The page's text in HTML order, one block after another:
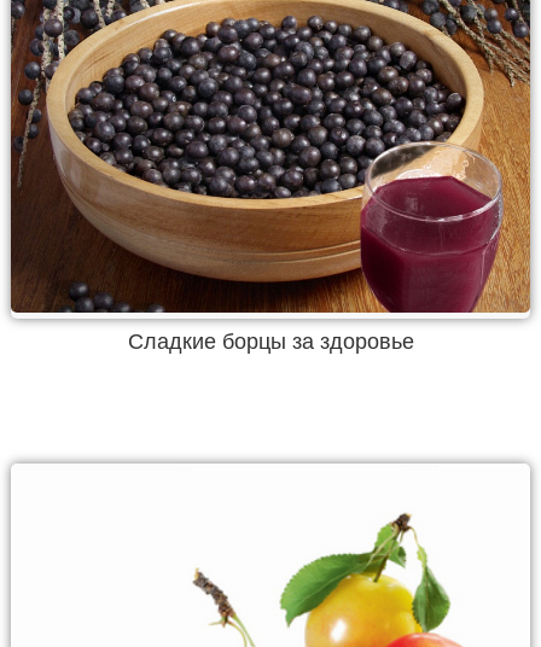
Сладкие борцы за здоровье